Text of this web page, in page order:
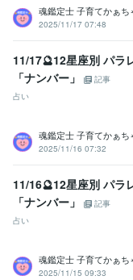
子育ての悩み
占い 【魂の気質から読
ためのお手伝い♡♪】
悩み相談 魂鑑定 子育
魂鑑定士 子育てかぁち
2025/11/17 07:48
11/17🔮12星座別 パラ
「ナンバー」
記事
占い
魂鑑定士 子育てかぁち
2025/11/16 07:32
11/16🔮12星座別 パラ
「ナンバー」
記事
占い
魂鑑定士 子育てかぁち
2025/11/15 09:33